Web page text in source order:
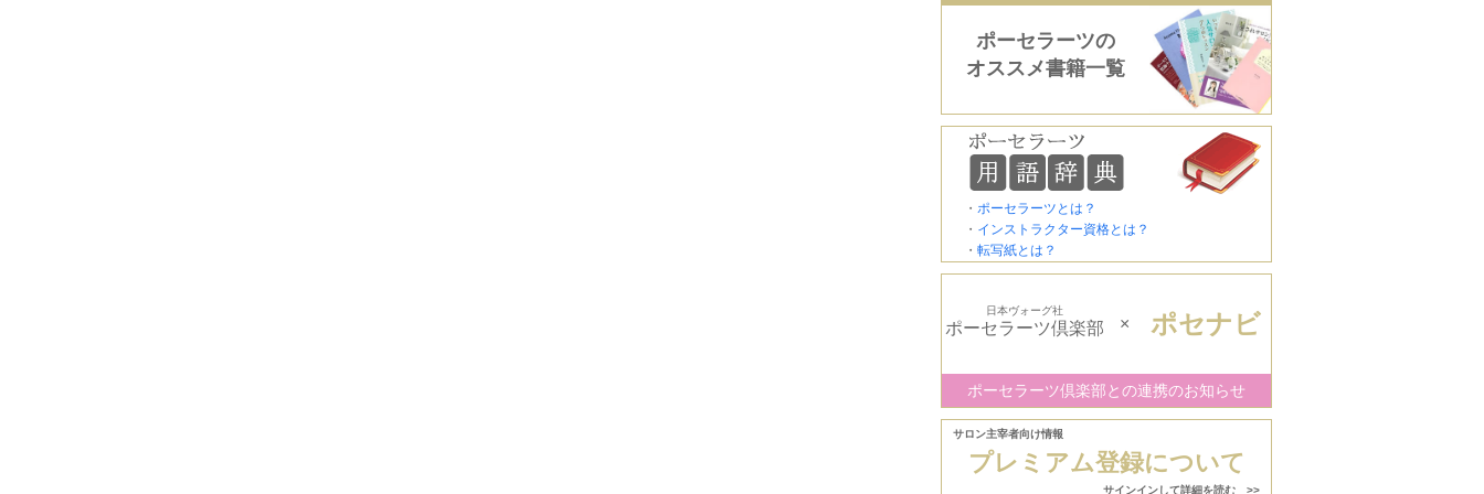
ポーセラーツの
オススメ書籍一覧
・ ポーセラーツとは？
・ インストラクター資格とは？
・ 転写紙とは？
日本ヴォーグ社
ポーセラーツ倶楽部 × ポセナビ
ポーセラーツ倶楽部との連携のお知らせ
サロン主宰者向け情報
プレミアム登録について
サインインして詳細を読む >>